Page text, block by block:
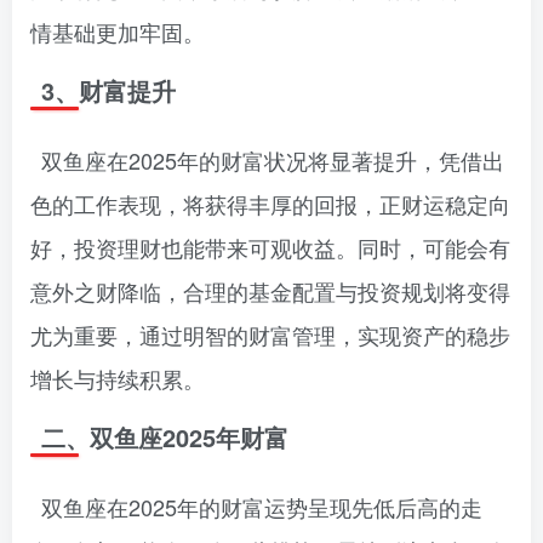
情基础更加牢固。
3、财富提升
双鱼座在2025年的财富状况将显著提升，凭借出
色的工作表现，将获得丰厚的回报，正财运稳定向
好，投资理财也能带来可观收益。同时，可能会有
意外之财降临，合理的基金配置与投资规划将变得
尤为重要，通过明智的财富管理，实现资产的稳步
增长与持续积累。
二、双鱼座2025年财富
双鱼座在2025年的财富运势呈现先低后高的走